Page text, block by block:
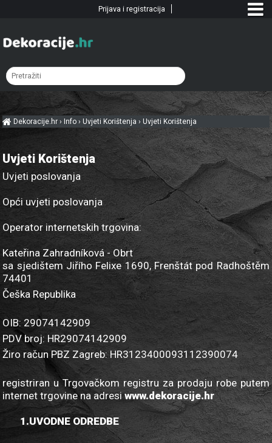
Dekoracije.hr› Info ›Uvjeti Korištenja ›Uvjeti Korištenja
Uvjeti Korištenja
Uvjeti poslovanja
Opći uvjeti poslovanja
Operator internetskih trgovina:
Kateřina Zahradníková - Obrt
sa sjedištem Jiřího Felixe 1690, Frenštát pod Radhoštěm
74401
Češka Republika
OIB: 29074142909
PDV broj: HR29074142909
Žiro račun PBZ Zagreb: HR3123400093112390074
registriran u Trgovačkom registru za prodaju robe putem
internet trgovine na adresiwww.dekoracije.hr
1.UVODNE ODREDBE
Prijava i registracija